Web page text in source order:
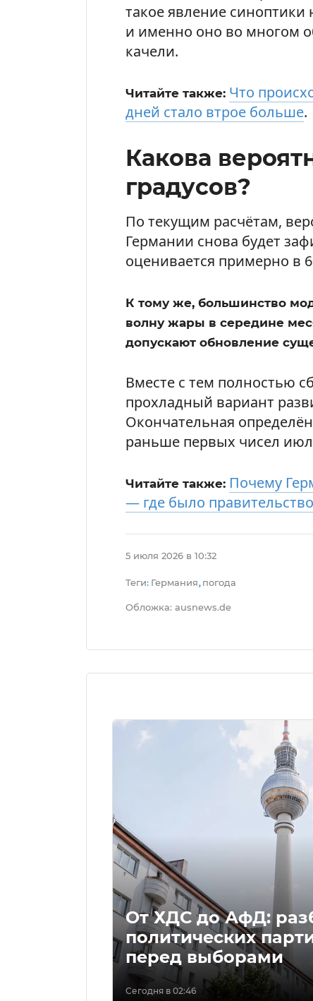
такое явление
и именно оно во многом
качели.
Читайте также: Что
дней стало втрое больше.
Какова
градусов?
По текущим расчётам,
Германии снова будет
оценивается примерно в
К тому же, большинство
волну жары в середине
допускают обновление
Вместе с тем полностью
прохладный вариант
Окончательная
раньше первых чисел
Читайте также: Почему
— где было правительство
5 июля 2026 в 10:32
Теги: Германия, погода
Обложка: ausnews.de
От ХДС до АфД:
политических
перед выборами
Сегодня в 02:46